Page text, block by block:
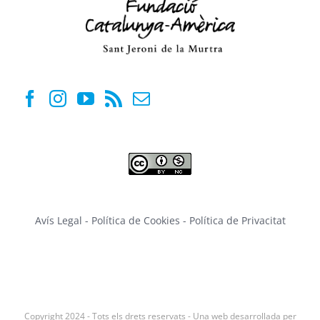
Avís Legal - Política de Cookies - Política de Privacitat
Copyright 2024 - Tots els drets reservats - Una web desarrollada per